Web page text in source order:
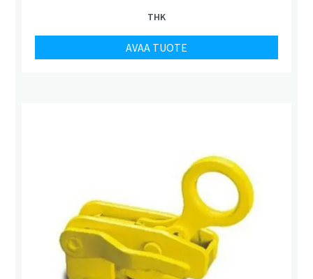
THK
AVAA TUOTE